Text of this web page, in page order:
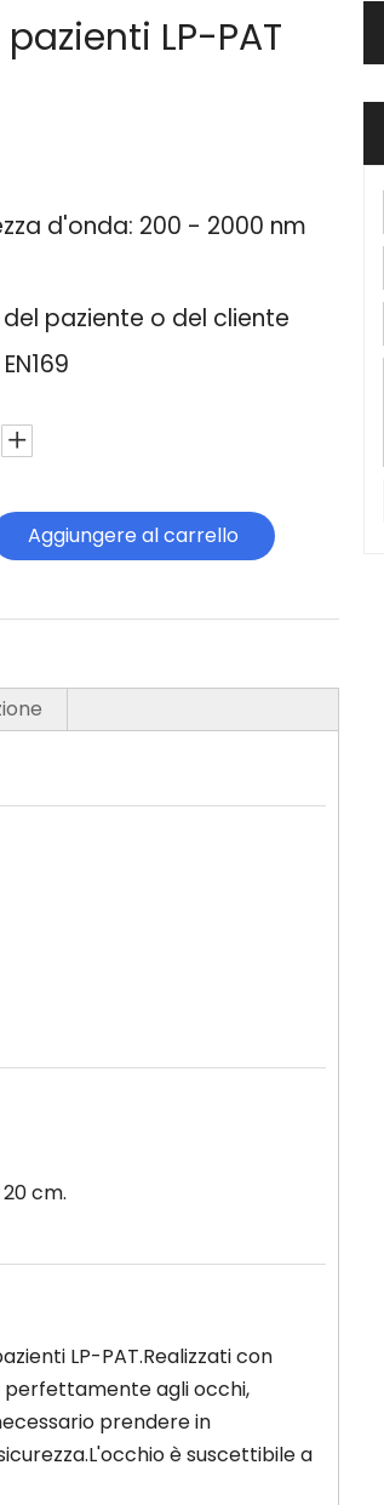
LP-PAT
d'onda: 200 - 2000 nm
paziente o del cliente
Aggiungere al carrello
cm.
LP-PAT.Realizzati con
agli occhi,
prendere in
è suscettibile a